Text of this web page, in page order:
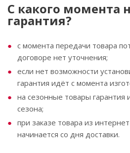
С какого момента
гарантия?
с момента передачи товара
договоре нет уточнения;
если нет возможности
гарантия идёт с момента
на сезонные товары гарантия
сезона;
при заказе товара из
начинается со дня доставки.